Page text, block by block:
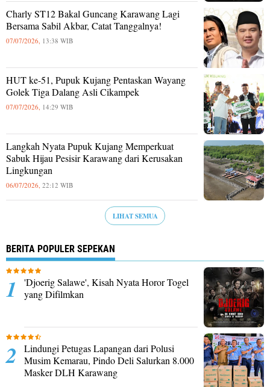
Charly ST12 Bakal Guncang Karawang Lagi
Bersama Sabil Akbar, Catat Tanggalnya!
07/07/2026, 13:38 WIB
HUT ke-51, Pupuk Kujang Pentaskan Wayang
Golek Tiga Dalang Asli Cikampek
07/07/2026, 14:29 WIB
Langkah Nyata Pupuk Kujang Memperkuat
Sabuk Hijau Pesisir Karawang dari Kerusakan
Lingkungan
06/07/2026, 22:12 WIB
LIHAT SEMUA
BERITA POPULER SEPEKAN
'Djoerig Salawe', Kisah Nyata Horor Togel
yang Difilmkan
Lindungi Petugas Lapangan dari Polusi
Musim Kemarau, Pindo Deli Salurkan 8.000
Masker DLH Karawang